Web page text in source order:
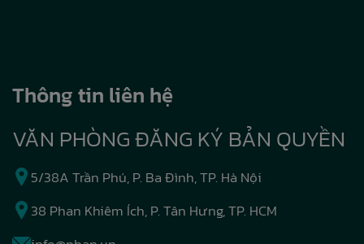
Thông tin liên hệ
VĂN PHÒNG ĐĂNG KÝ BẢN QUYỀN
5/38A Trần Phú, P. Ba Đình, TP. Hà Nội
38 Phan Khiêm Ích, P. Tân Hưng, TP. HCM